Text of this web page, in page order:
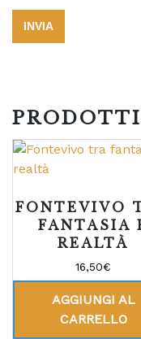
FONTEVIVO
FANTASIA
REALTÀ
16,50€
AGGIUNGI AL
CARRELLO